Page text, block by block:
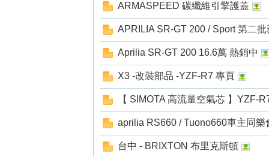
ARMASPEED 碳纖維引擎護蓋
APRILIA SR-GT 200 / Sport 第二
Aprilia SR-GT 200 16.6萬 熱銷中
X3 -改裝部品 -YZF-R7 專頁
【 SIMOTA 高流量空氣芯 】YZF-
aprilia RS660 / Tuono660車主同樂
台中 - BRIXTON 布里克斯頓